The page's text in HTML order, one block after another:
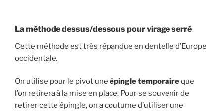
La méthode dessus/dessous pour virage serré
Cette méthode est très répandue en dentelle d’Europe
occidentale.
On utilise pour le pivot une épingle temporaireque
l’on retirera à la mise en place. Pour se souvenir de
retirer cette épingle, on a coutume d’utiliser une